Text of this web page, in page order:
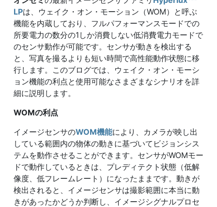
LPは、ウェイク・オン・モーション（WOM）と呼ぶ
機能を内蔵しており、フルパフォーマンスモードでの
所要電力の数分の1しか消費しない低消費電力モードで
のセンサ動作が可能です。センサが動きを検出する
と、写真を撮るよりも短い時間で高性能動作状態に移
行します。このブログでは、ウェイク・オン・モーシ
ョン機能の利点と使用可能なさまざまなシナリオを詳
細に説明します。
WOMの利点
イメージセンサのWOM機能により、カメラが映し出
している範囲内の物体の動きに基づいてビジョンシス
テムを動作させることができます。センサがWOMモー
ドで動作しているときは、プレディテクト状態（低解
像度、低フレームレート）になったままです。動きが
検出されると、イメージセンサは撮影範囲に本当に動
きがあったかどうか判断し、イメージシグナルプロセ